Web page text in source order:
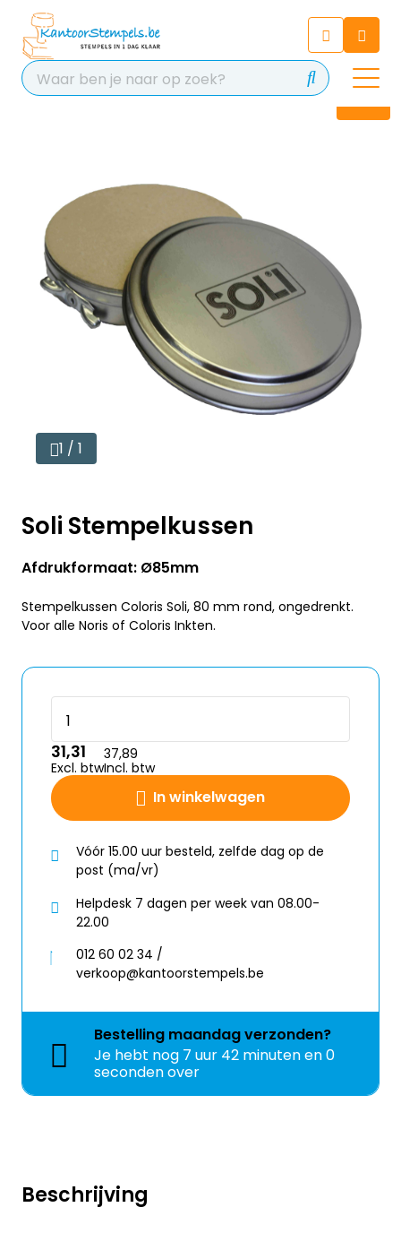
Chat 24/7 met onze chatbot
voor hulp
Contact
Beschrijving
1 / 1
Soli Stempelkussen
Afdrukformaat: Ø85mm
Stempelkussen Coloris Soli, 80 mm rond, ongedrenkt.
Voor alle Noris of Coloris Inkten.
In winkelwagen
31,31
Excl. btw
37,89
Incl. btw
Vóór 15.00 uur besteld, zelfde dag op de
post (ma/vr)
Helpdesk 7 dagen per week van 08.00-
22.00
012 60 02 34 /
verkoop@kantoorstempels.be
Bestelling maandagverzonden?
Je hebt nog 7 uur 42 minuten en 0
seconden over